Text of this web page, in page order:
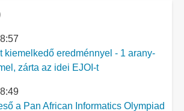
kiemelkedő eredménnyel - 1 arany-
zárta az idei EJOI-t
a Pan African Informatics Olympiad